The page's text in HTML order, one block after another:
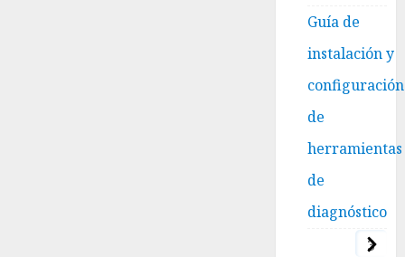
Guía de
instalación y
configuración
de
herramientas
de
diagnóstico
3